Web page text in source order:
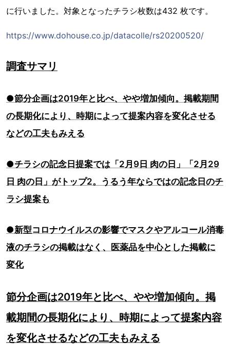
に行いました。対象となったチラシ枚数は432 枚です。
https://www.dohouse.co.jp/datacolle/rs20200520/
調査サマリ
●節分企画は2019年と比べ、やや増加傾向。掲載期間
の長期化により、時期によって提案内容を変化させる
などの工夫もみえる
●チラシの記念日提案では「2月9日 肉の日」「2月29
日 肉の日」がトップ2。うるう年ならではの記念日のチ
ラシ提案も
●新型コロナウイルスの影響でマスクやアルコール消毒
液のチラシの掲載はなく、医薬品を中心とした掲載に
変化
節分企画は2019年と比べ、やや増加傾向。掲
載期間の長期化により、時期によって提案内容
を変化させるなどの工夫もみえる